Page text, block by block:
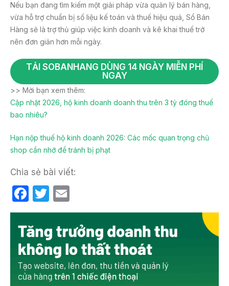
Nếu bạn đang tìm kiếm một giải pháp vừa quản lý bán hàng,
vừa hỗ trợ chuẩn bị số liệu kế toán và thuế hiệu quả, Sổ Bán
Hàng sẽ là trợ thủ giúp việc kinh doanh và kê khai thuế trở
nên đơn giản hơn mỗi ngày.
TẢI SOBANHANG DÙNG 14 NGÀY MIỄN PHÍ
NGAY
>> Mời bạn xem thêm:
Cập nhật 2026, hộ kinh doanh doanh thu trên 3 tỷ đóng thuế
bao nhiêu?
Hạn nộp thuế hộ kinh doanh 2026: Các mốc quan trọng chủ
shop cần nhớ để tránh bị phạt
Chia sẻ bài viết:
F
a
c
e
b
o
T
w
itt
er
m
ail